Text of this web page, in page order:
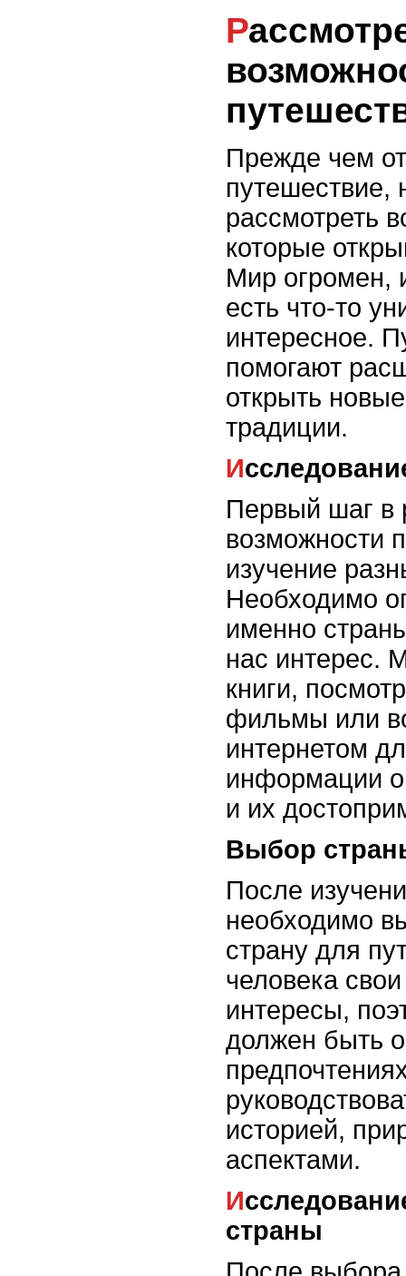
Рассмотрение
Прежде чем
путешествие,
рассмотреть
которые
Мир огромен,
есть что-то
интересное.
помогают
открыть
традиции.
Первый шаг в
возможности
изучение
Необходимо
именно
нас интерес.
книги,
фильмы или
интернетом
информации о
и их
Выбор
После
необходимо
страну для
человека
интересы,
должен быть
историей,
аспектами.
Исследование выбранной
страны